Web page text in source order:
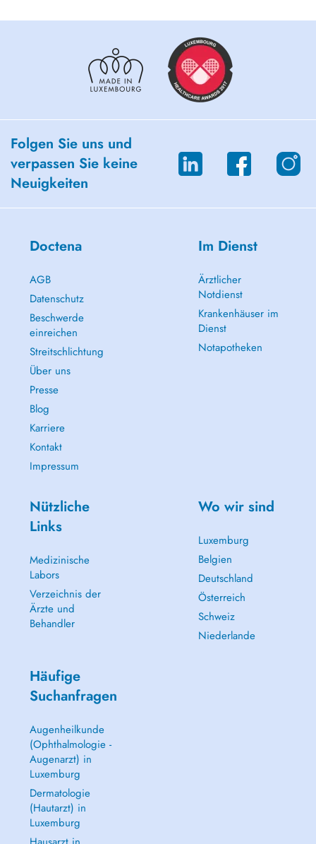
Folgen Sie uns und
verpassen Sie keine
Neuigkeiten
Doctena
AGB
Datenschutz
Beschwerde
einreichen
Streitschlichtung
Über uns
Presse
Blog
Karriere
Kontakt
Impressum
Im Dienst
Ärztlicher
Notdienst
Krankenhäuser im
Dienst
Notapotheken
Nützliche
Links
Medizinische
Labors
Verzeichnis der
Ärzte und
Behandler
Wo wir sind
Luxemburg
Belgien
Deutschland
Österreich
Schweiz
Niederlande
Häufige
Suchanfragen
Augenheilkunde
(Ophthalmologie -
Augenarzt) in
Luxemburg
Dermatologie
(Hautarzt) in
Luxemburg